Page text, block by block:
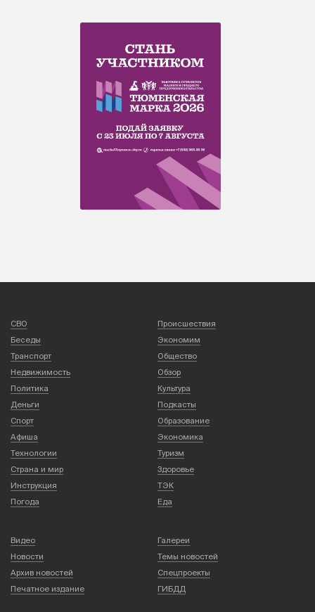
СВО
Происшествия
Беседы
Экономим
Транспорт
Общество
Недвижимость
Обзор
Политика
Культура
Деньги
Подкасты
Спорт
Образование
Афиша
Экономика
Технологии
Туризм
Страна и мир
Здоровье
Инструкция
ТЭК
Погода
Еда
Видео
Галереи
Новости
Темы новостей
Архив новостей
Спецпроекты
Печатное издание
ГИБДД